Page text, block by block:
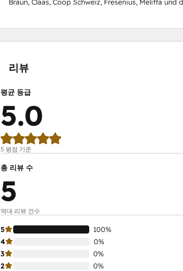
Braun, Claas, Coop Schweiz, Fresenius, Melitta und
리뷰
평균 등급
5.0
5 평점 기준
총 리뷰 수
5
역대 리뷰 건수
5
100%
4
0%
3
0%
2
0%